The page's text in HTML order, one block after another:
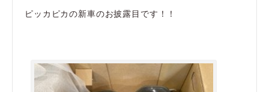
ピッカピカの新車のお披露目です！！